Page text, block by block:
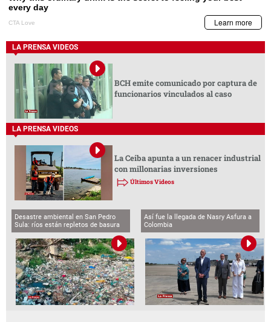
LA PRENSA VIDEOS
BCH emite comunicado por captura de
funcionarios vinculados al caso
LA PRENSA VIDEOS
La Ceiba apunta a un renacer industrial
con millonarias inversiones
Últimos Videos
Desastre ambiental en San Pedro
Sula: ríos están repletos de basura
Así fue la llegada de Nasry Asfura a
Colombia